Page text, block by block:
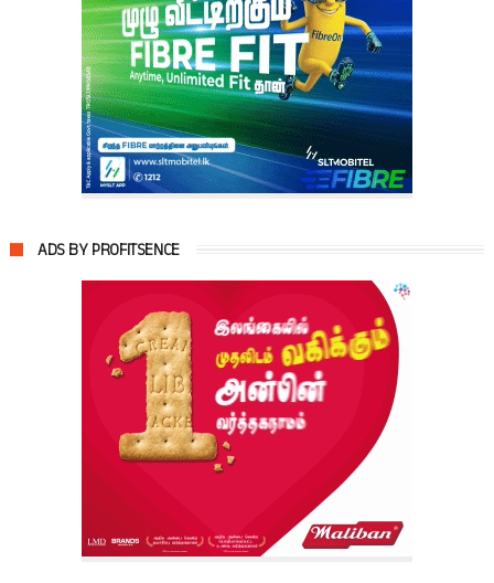
ADS BY PROFITSENCE